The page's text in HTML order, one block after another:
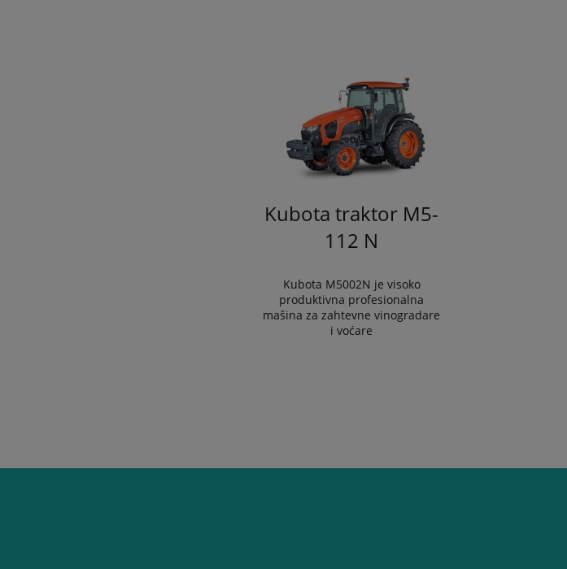
Kubota traktor M5-
112 N
Kubota M5002N je visoko
produktivna profesionalna
mašina za zahtevne vinogradare
i voćare